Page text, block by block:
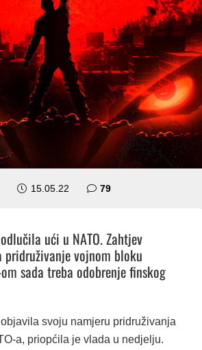
15.05.22 79komentara
ući u NATO. Zahtjev
pridruživanje vojnom bloku
sada treba odobrenje finskog
svoju namjeru pridruživanja
a, priopćila je vlada u nedjelju.